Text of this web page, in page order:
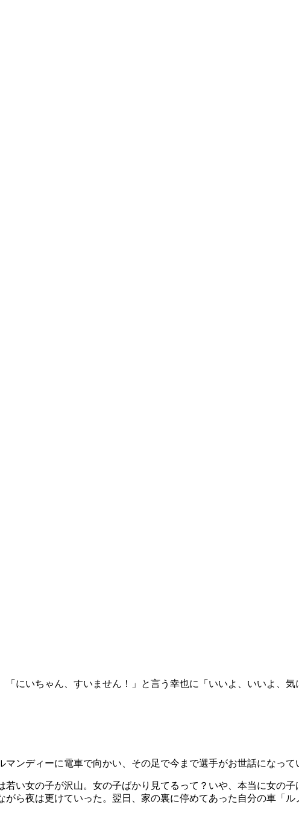
にいちゃん、すいません！」と言う幸也に「いいよ、いいよ、
ンディーに電車で向かい、その足で今まで選手がお世話になって
い女の子が沢山。女の子ばかり見てるって？いや、本当に女の
ら夜は更けていった。翌日、家の裏に停めてあった自分の車「ル